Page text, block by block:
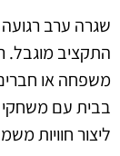
שגרה ערב
התקציב מוגבל.
משפחה או
בבית עם משחקי
ליצור חוויות